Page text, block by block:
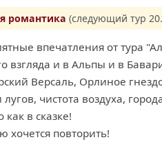
романтика (следующий тур
впечатления от тура
взгляда и в Альпы и в
Версаль, Орлиное
лугов, чистота воздуха,
в сказке!
хочется повторить!